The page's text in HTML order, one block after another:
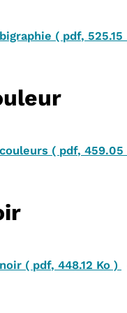
( pdf, 525.15
( pdf, 459.05
( pdf, 448.12 Ko )